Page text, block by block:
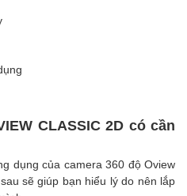
CLASSIC 2D có cần
dụng của camera 360 độ Oview
sẽ giúp bạn hiểu lý do nên lắp